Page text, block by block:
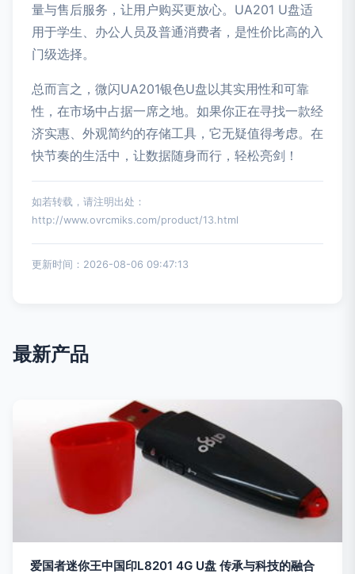
量与售后服务，让用户购买更放心。UA201 U盘适
用于学生、办公人员及普通消费者，是性价比高的入
门级选择。
总而言之，微闪UA201银色U盘以其实用性和可靠
性，在市场中占据一席之地。如果你正在寻找一款经
济实惠、外观简约的存储工具，它无疑值得考虑。在
快节奏的生活中，让数据随身而行，轻松亮剑！
如若转载，请注明出处：
http://www.ovrcmiks.com/product/13.html
更新时间：2026-08-06 09:47:13
最新产品
爱国者迷你王中国印L8201 4G U盘 传承与科技的融合